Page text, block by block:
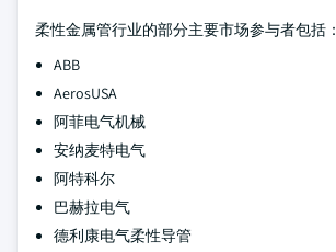
柔性金属管行业的部分主要市场参与者包括：
ABB
AerosUSA
阿菲电气机械
安纳麦特电气
阿特科尔
巴赫拉电气
德利康电气柔性导管